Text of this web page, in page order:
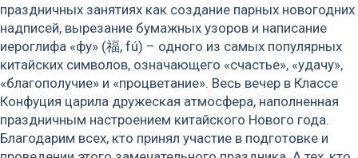
праздничных занятиях как создание парных новогодних
надписей, вырезание бумажных узоров и написание
иероглифа «фу» (福, fú) – одного из самых популярных
китайских символов, означающего «счастье», «удачу»,
«благополучие» и «процветание». Весь вечер в Классе
Конфуция царила дружеская атмосфера, наполненная
праздничным настроением китайского Нового года.
Благодарим всех, кто принял участие в подготовке и